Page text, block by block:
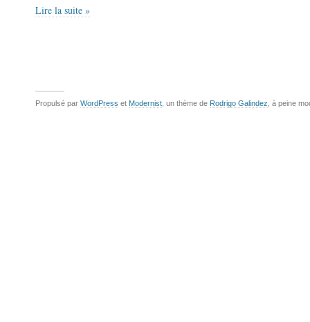
Lire la suite »
Propulsé par WordPress et Modernist , un thème de Rodrigo Galindez , à peine